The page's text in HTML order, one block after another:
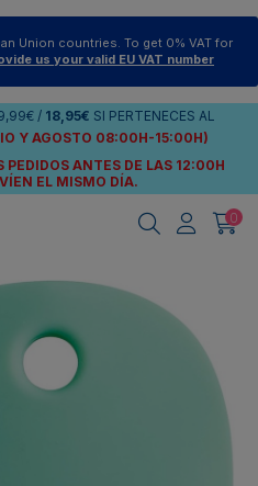
Union countries. To get 0% VAT for
us your valid EU VAT number
/ 18,95€ SI PERTENECES AL
Y AGOSTO 08:00H-15:00H)
PEDIDOS ANTES DE LAS 12:00H
EL MISMO DÍA.
0